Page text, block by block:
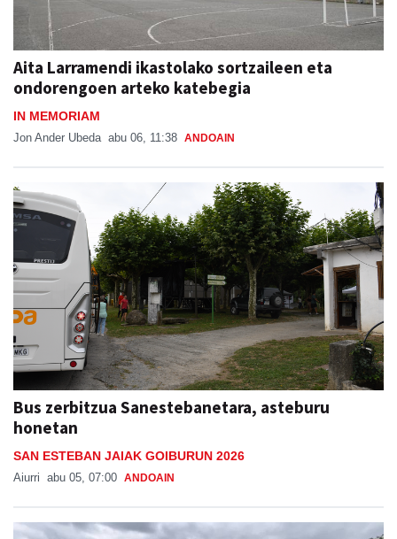
Aita Larramendi ikastolako sortzaileen eta
ondorengoen arteko katebegia
IN MEMORIAM
Jon Ander Ubeda abu 06, 11:38 ANDOAIN
Bus zerbitzua Sanestebanetara, asteburu
honetan
SAN ESTEBAN JAIAK GOIBURUN 2026
Aiurri abu 05, 07:00 ANDOAIN